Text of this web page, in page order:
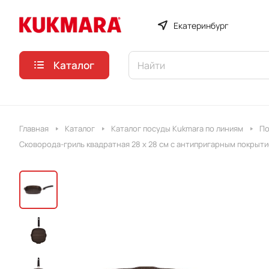
Екатеринбург
Каталог
Главная Каталог Каталог посуды Kukmara по линиям
Сковорода-гриль квадратная 28 x 28 см с антипригарным